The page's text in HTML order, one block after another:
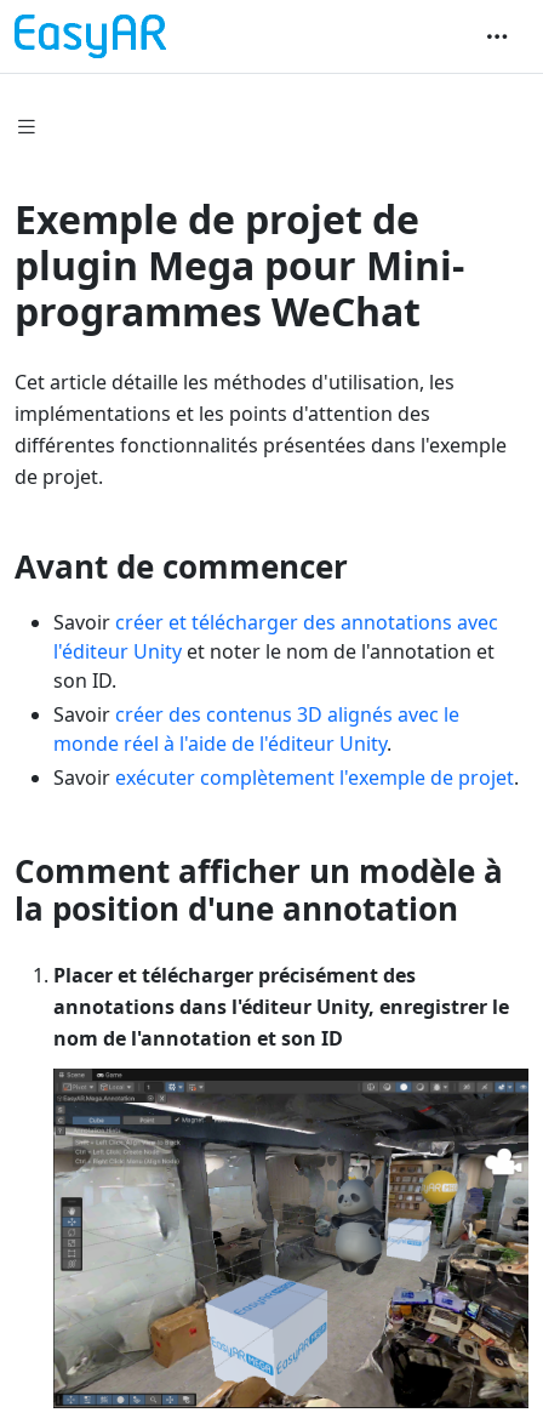
Exemple de projet de
plugin Mega pour Mini-
programmes WeChat
Cet article détaille les méthodes d'utilisation, les
implémentations et les points d'attention des
différentes fonctionnalités présentées dans l'exemple
de projet.
Avant de commencer
Savoircréer et télécharger des annotations avec
l'éditeur Unity et noter le nom de l'annotation et
son ID.
Savoircréer des contenus 3D alignés avec le
monde réel à l'aide de l'éditeur Unity.
Savoirexécuter complètement l'exemple de projet.
Comment afficher un modèle à
la position d'une annotation
Placer et télécharger précisément des
annotations dans l'éditeur Unity, enregistrer le
nom de l'annotation et son ID